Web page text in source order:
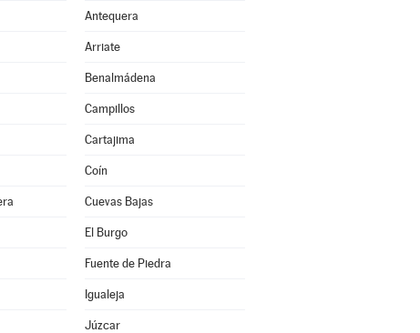
Antequera
Arriate
Benalmádena
Campillos
Cartajima
Coín
Cuevas Bajas
El Burgo
Fuente de Piedra
Igualeja
Júzcar